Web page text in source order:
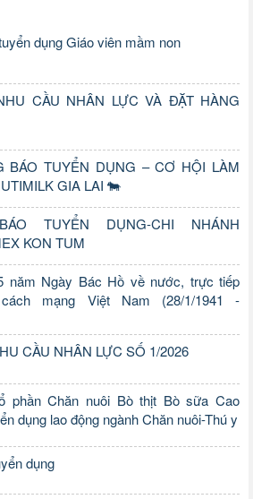
dụng Giáo viên mầm non
CẦU NHÂN LỰC VÀ ĐẶT HÀNG
BÁO TUYỂN DỤNG – CƠ HỘI LÀM
GIA LAI 🐄
TUYỂN DỤNG-CHI NHÁNH
KON TUM
năm Ngày Bác Hồ về nước, trực tiếp
mạng Việt Nam (28/1/1941 -
CẦU NHÂN LỰC SỐ 1/2026
phần Chăn nuôi Bò thịt Bò sữa Cao
dụng lao động ngành Chăn nuôi-Thú y
dụng